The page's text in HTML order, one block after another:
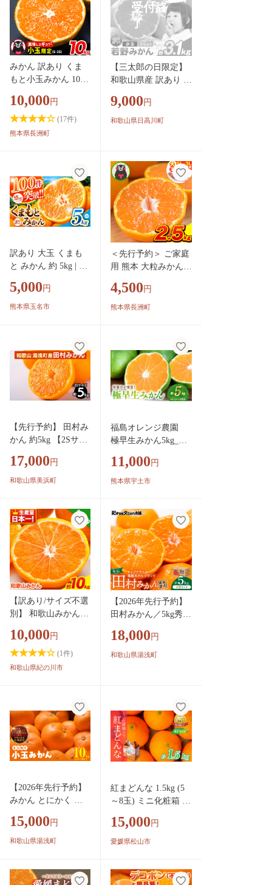
旬頃出荷》
みかん 訳あり くま
もと小玉みかん 10kg
行予約 ちょっと訳あ
り 不揃い 傷 ご家庭
用 SDGs 小玉 たっぷ
橘 長洲町 温州みか
ん《9月下旬-12月下
旬頃出荷》
10,000 円
(17件)
熊本県長洲町
【三太郎の日限定】
和歌山県産 訳あり 小
g (3Sサイズ以下) み
かん 小玉 マルエイ農
ツ 訳ありみかん 家庭
用 みかん
9,000 円
和歌山県日高川町
訳あり 大玉 くまも
と みかん 約 5kg | 果
みかん フルーツ み
かん 柑橘 みかん 柑
県 みかん 玉名市 み
かん
5,000 円
熊本県玉名市
＜先行予約＞ ご家庭
用 熊本 大粒みかん
ズ)大玉 みかん 先行
予約 熊本 ちょっと
限定 フルーツ 旬 柑
橘 長洲町 大粒みかん
《2027年1月中旬-2月
末頃出荷》
4,500 円
熊本県長洲町
【先行予約】 田村み
かん 約5kg 【2Sサイ
町 田村地区産
17,000 円
和歌山県美浜町
福島オレンジ農園
極早生みかん5kg_U5
11,000 円
熊本県宇土市
【訳あり/サイズ不選
別】 和歌山みかん
《11月中旬から1月中
旬に出荷予定(土日祝
除く)》たっぷり ご
ミカン 柑橘 果物 フ
ルーツ 和歌山県 紀
の川市
10,000 円
(1件)
和歌山県紀の川市
【2026年先行予約】
田村みかん／5kg秀品
52
18,000 円
和歌山県湯浅町
【2026年先行予約】
みかん とにかく 小
9.2kg ) 2Sサイズ以下
秀品 優品 混合 有田
会】_MK1041
15,000 円
和歌山県湯浅町
紅まどんな 1.5kg (5
～8玉) ミニ化粧箱 青
12月中旬から順次発
送】 | まどんな べに
ル 果物 くだもの 柑
15,000 円
愛媛県松山市